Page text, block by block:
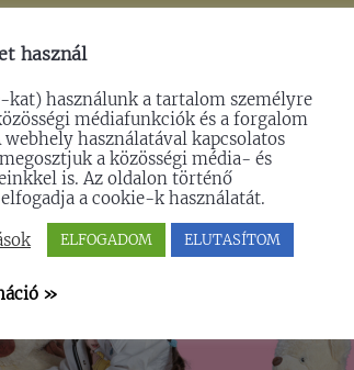
használ
kat) használunk a tartalom személyre
médiafunkciók és a forgalom
webhely használatával kapcsolatos
a közösségi média- és
is. Az oldalon történő
a cookie-k használatát.
ELFOGADOM ELUTASÍTOM
»